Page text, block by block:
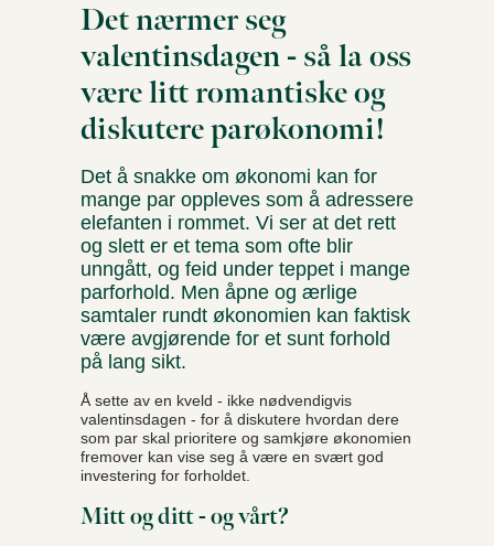
Det nærmer seg
valentinsdagen - så la oss
være litt romantiske og
diskutere parøkonomi!
Det å snakke om økonomi kan for
mange par oppleves som å adressere
elefanten i rommet. Vi ser at det rett
og slett er et tema som ofte blir
unngått, og feid under teppet i mange
parforhold. Men åpne og ærlige
samtaler rundt økonomien kan faktisk
være avgjørende for et sunt forhold
på lang sikt.
Å sette av en kveld - ikke nødvendigvis
valentinsdagen - for å diskutere hvordan dere
som par skal prioritere og samkjøre økonomien
fremover kan vise seg å være en svært god
investering for forholdet.
Mitt og ditt - og vårt?